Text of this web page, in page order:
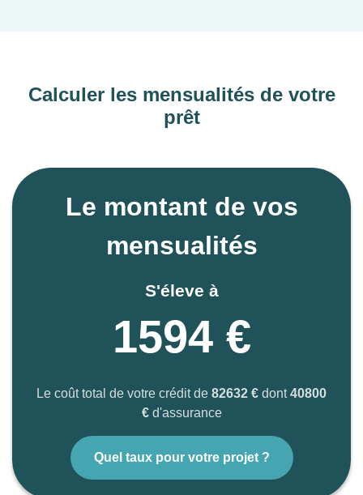
Calculer les mensualités de votre
prêt
Le montant de vos
mensualités
S'éleve à
1594 €
Le coût total de votre crédit de 82632 € dont40800
€d'assurance
Quel taux pour votre projet ?